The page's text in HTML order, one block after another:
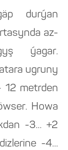
durýan
az-
ýagar.
ugruny
12 metrden
Howa
-3... +2
-4...